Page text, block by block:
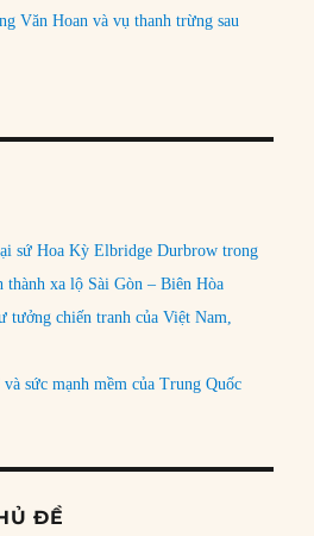
Văn Hoan và vụ thanh trừng sau
sứ Hoa Kỳ Elbridge Durbrow trong
thành xa lộ Sài Gòn – Biên Hòa
chiến tranh của Việt Nam,
sức mạnh mềm của Trung Quốc
ĐỀ